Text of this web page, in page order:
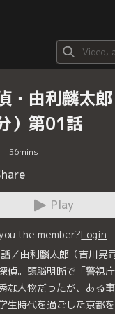
・由利麟太
）第01話
56mins
Play
the member?Login
／由利麟太郎（吉川晃
偵。頭脳明晰で「警視
な人物だったが、ある
生時代を過ごした京都